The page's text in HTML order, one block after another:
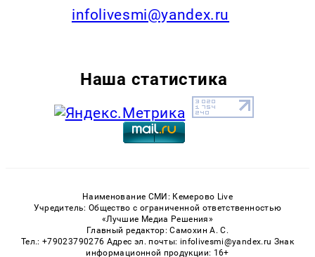
infolivesmi@yandex.ru
Наша статистика
Наименование СМИ: Кемерово Live
Учредитель: Общество с ограниченной ответственностью
«Лучшие Медиа Решения»
Главный редактор: Самохин А. С.
Тел.: +79023790276 Адрес эл. почты: infolivesmi@yandex.ru Знак
информационной продукции: 16+